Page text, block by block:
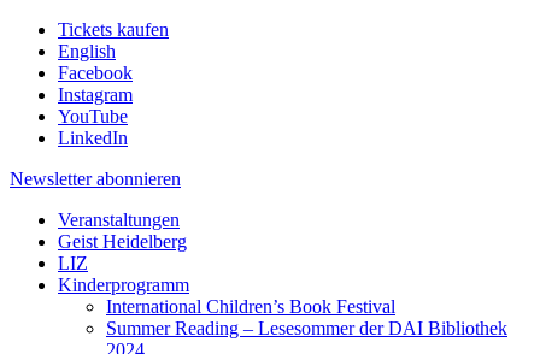
Tickets kaufen
English
Facebook
Instagram
YouTube
LinkedIn
Newsletter abonnieren
Veranstaltungen
Geist Heidelberg
LIZ
Kinderprogramm
International Children’s Book Festival
Summer Reading – Lesesommer der DAI Bibliothek
2024